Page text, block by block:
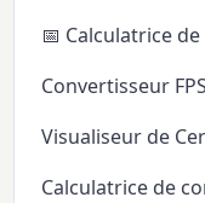
📅 Calculatrice
Convertisseur FPS
Visualiseur de
Calculatrice de